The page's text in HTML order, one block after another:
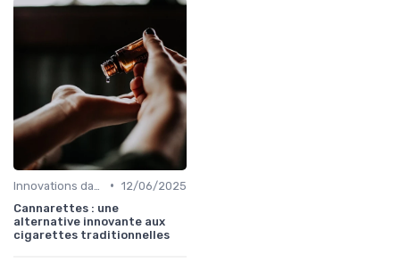
• 12/06/2025
Cannarettes : une
alternative innovante aux
cigarettes traditionnelles